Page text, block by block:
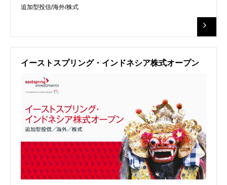
追加型投信/海外/株式
イーストスプリング・インドネシア株式オープン